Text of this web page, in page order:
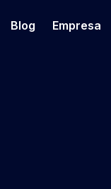
Blog Empresa